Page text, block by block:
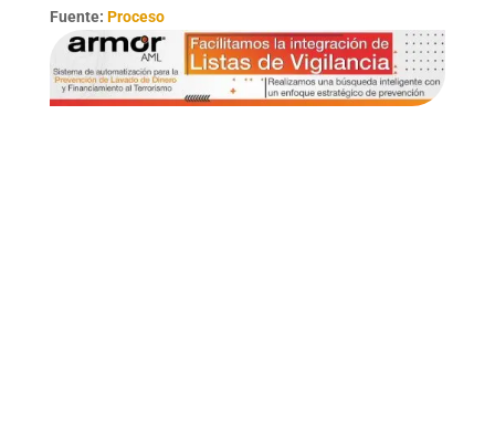
Fuente: Proceso